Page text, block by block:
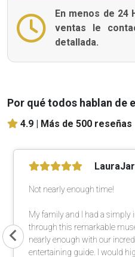
En menos de 24
ventas le
detallada.
Por qué todos hablan de
4.9 | Más de 500 reseñas
Not nearly enough time!
My family and I had a simply
through this remarkable
nearly enough with our
entertaining guide. I would